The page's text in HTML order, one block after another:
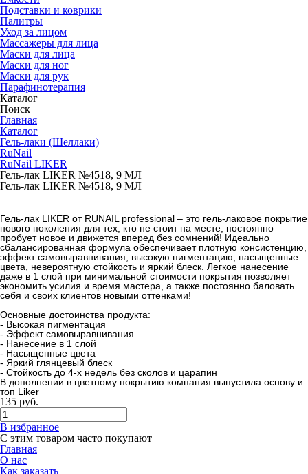
Подставки и коврики
Палитры
Уход за лицом
Массажеры для лица
Маски для лица
Маски для ног
Маски для рук
Парафино­терапия
Каталог
Поиск
Главная
Каталог
Гель-лаки (Шеллаки)
RuNail
RuNail LIKER
Гель-лак LIKER №4518, 9 МЛ
Гель-лак LIKER №4518, 9 МЛ
Гель-лак LIKER от RUNAIL professional – это гель-лаковое покрытие
нового поколения для тех, кто не стоит на месте, постоянно
пробует новое и движется вперед без сомнений! Идеально
сбалансированная формула обеспечивает плотную консистенцию,
эффект самовыравнивания, высокую пигментацию, насыщенные
цвета, невероятную стойкость и яркий блеск. Легкое нанесение
даже в 1 слой при минимальной стоимости покрытия позволяет
экономить усилия и время мастера, а также постоянно баловать
себя и своих клиентов новыми оттенками!
Основные достоинства продукта:
- Высокая пигментация
- Эффект самовыравнивания
- Нанесение в 1 слой
- Насыщенные цвета
- Яркий глянцевый блеск
- Стойкость до 4-х недель без сколов и царапин
В дополнении в цветному покрытию компания выпустила основу и
топ Liker
135 руб.
В избранное
С этим товаром часто покупают
Главная
О нас
Как заказать